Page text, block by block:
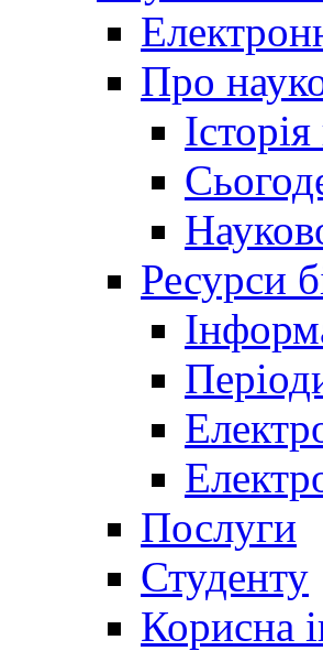
Про
Ресурси
Послуги
Студенту
Корисна